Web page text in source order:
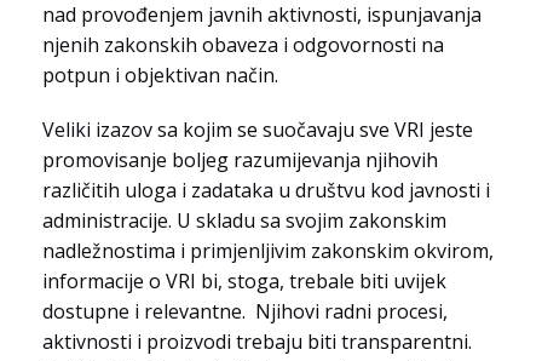
nad provođenjem javnih aktivnosti, ispunjavanja
njenih zakonskih obaveza i odgovornosti na
potpun i objektivan način.
Veliki izazov sa kojim se suočavaju sve VRI jeste
promovisanje boljeg razumijevanja njihovih
različitih uloga i zadataka u društvu kod javnosti i
administracije. U skladu sa svojim zakonskim
nadležnostima i primjenljivim zakonskim okvirom,
informacije o VRI bi, stoga, trebale biti uvijek
dostupne i relevantne. Njihovi radni procesi,
aktivnosti i proizvodi trebaju biti transparentni.